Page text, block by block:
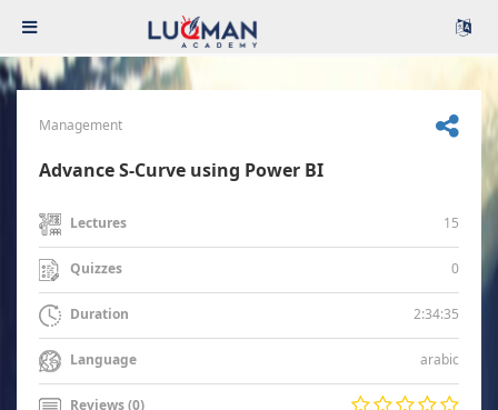
Management
Advance S-Curve using Power BI
Lectures 15
Quizzes 0
Duration 2:34:35
Language arabic
Reviews (0)